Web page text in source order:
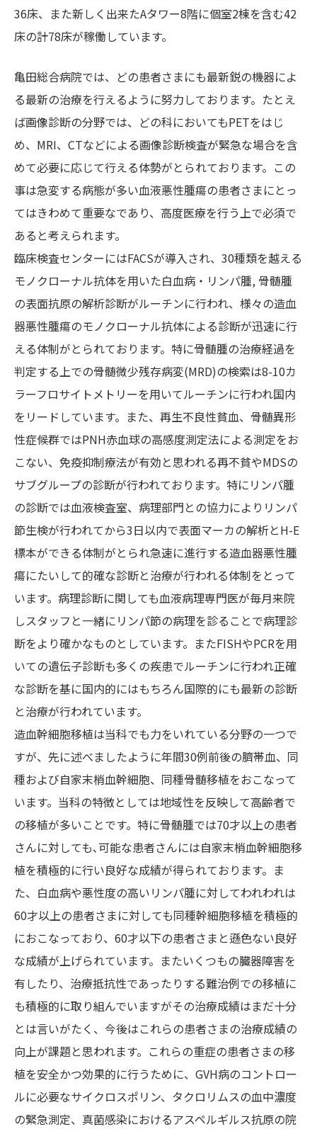
36床、また新しく出来たAタワー8階に個室2棟を含む42
床の計78床が稼働しています。
亀田総合病院では、どの患者さまにも最新鋭の機器によ
る最新の治療を行えるように努力しております。たとえ
ば画像診断の分野では、どの科においてもPETをはじ
め、MRI、CTなどによる画像診断検査が緊急な場合を含
めて必要に応じて行える体勢がとられております。この
事は急変する病態が多い血液悪性腫瘍の患者さまにとっ
てはきわめて重要なであり、高度医療を行う上で必須で
あると考えられます。
臨床検査センターにはFACSが導入され、30種類を越える
モノクローナル抗体を用いた白血病・リンパ腫, 骨髄腫
の表面抗原の解析診断がルーチンに行われ、様々の造血
器悪性腫瘍のモノクローナル抗体による診断が迅速に行
える体制がとられております。特に骨髄腫の治療経過を
判定する上での骨髄微少残存病変(MRD)の検索は8-10カ
ラーフロサイトメトリーを用いてルーチンに行われ国内
をリードしています。また、再生不良性貧血、骨髄異形
性症候群ではPNH赤血球の高感度測定法による測定をお
こない、免疫抑制療法が有効と思われる再不貧やMDSの
サブグループの診断が行われております。特にリンパ腫
の診断では血液検査室、病理部門との協力によりリンパ
節生検が行われてから3日以内で表面マーカの解析とH-E
標本ができる体制がとられ急速に進行する造血器悪性腫
瘍にたいして的確な診断と治療が行われる体制をとって
います。病理診断に関しても血液病理専門医が毎月来院
しスタッフと一緒にリンパ節の病理を診ることで病理診
断をより確かなものとしています。またFISHやPCRを用
いての遺伝子診断も多くの疾患でルーチンに行われ正確
な診断を基に国内的にはもちろん国際的にも最新の診断
と治療が行われています。
造血幹細胞移植は当科でも力をいれている分野の一つで
すが、先に述べましたように年間30例前後の臍帯血、同
種および自家末梢血幹細胞、同種骨髄移植をおこなって
います。当科の特徴としては地域性を反映して高齢者で
の移植が多いことです。特に骨髄腫では70才以上の患者
さんに対しても､可能な患者さんには自家末梢血幹細胞移
植を積極的に行い良好な成績が得られております。ま
た、白血病や悪性度の高いリンパ腫に対してわれわれは
60才以上の患者さまに対しても同種幹細胞移植を積極的
におこなっており、60才以下の患者さまと遜色ない良好
な成績が上げられています。またいくつもの臓器障害を
有したり、治療抵抗性であったりする難治例での移植に
も積極的に取り組んでいますがその治療成績はまだ十分
とは言いがたく、今後はこれらの患者さまの治療成績の
向上が課題と思われます。これらの重症の患者さまの移
植を安全かつ効果的に行うために、GVH病のコントロー
ルに必要なサイクロスポリン、タクロリムスの血中濃度
の緊急測定、真菌感染におけるアスペルギルス抗原の院